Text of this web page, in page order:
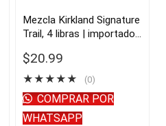
Mezcla Kirkland Signature
Trail, 4 libras | importado
$20.99
★★★★★ (0)
COMPRAR POR
WHATSAPP